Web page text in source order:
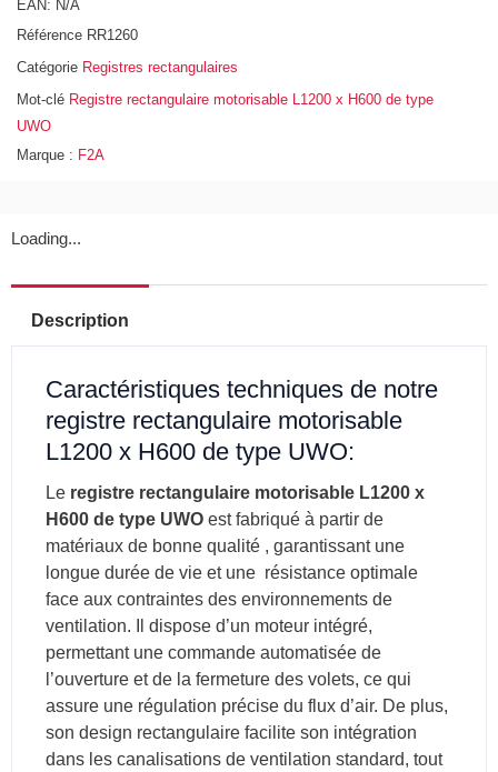
L1200
x
H600
de
type
EAN: N/A
Référence RR1260
Catégorie Registres rectangulaires
Mot-clé Registre rectangulaire motorisable L1200 x H600 de type
UWO
Marque : F2A
Loading...
Description
Caractéristiques techniques de notre
registre rectangulaire motorisable
L1200 x H600 de type UWO:
Le registre rectangulaire motorisable L1200 x
H600 de type UWO est fabriqué à partir de
matériaux de bonne qualité , garantissant une
longue durée de vie et une résistance optimale
face aux contraintes des environnements de
ventilation. Il dispose d’un moteur intégré,
permettant une commande automatisée de
l’ouverture et de la fermeture des volets, ce qui
assure une régulation précise du flux d’air. De plus,
son design rectangulaire facilite son intégration
dans les canalisations de ventilation standard, tout